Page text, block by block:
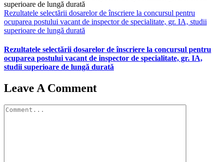
Rezultatele selectării dosarelor de înscriere la concursul pentru
ocuparea postului vacant de inspector de specialitate, gr. IA, studii
superioare de lungă durată
Rezultatele selectării dosarelor de înscriere la concursul pentru
ocuparea postului vacant de inspector de specialitate, gr. IA,
studii superioare de lungă durată
Leave A Comment
Comment